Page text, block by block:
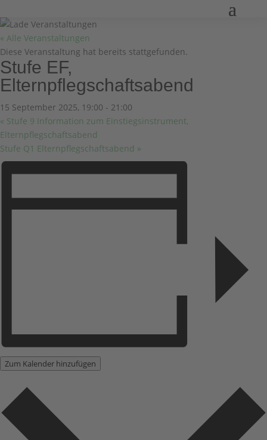
« Alle Veranstaltungen
Diese Veranstaltung hat bereits stattgefunden.
Stufe EF,
Elternpflegschaftsabend
15 September 2025, 19:00 - 21:00
« Stufe 9 Information zum Einstiegsinstrument,
Elternpflegschaftsabend
Stufe Q1 Elternpflegschaftsabend »
Zum Kalender hinzufügen